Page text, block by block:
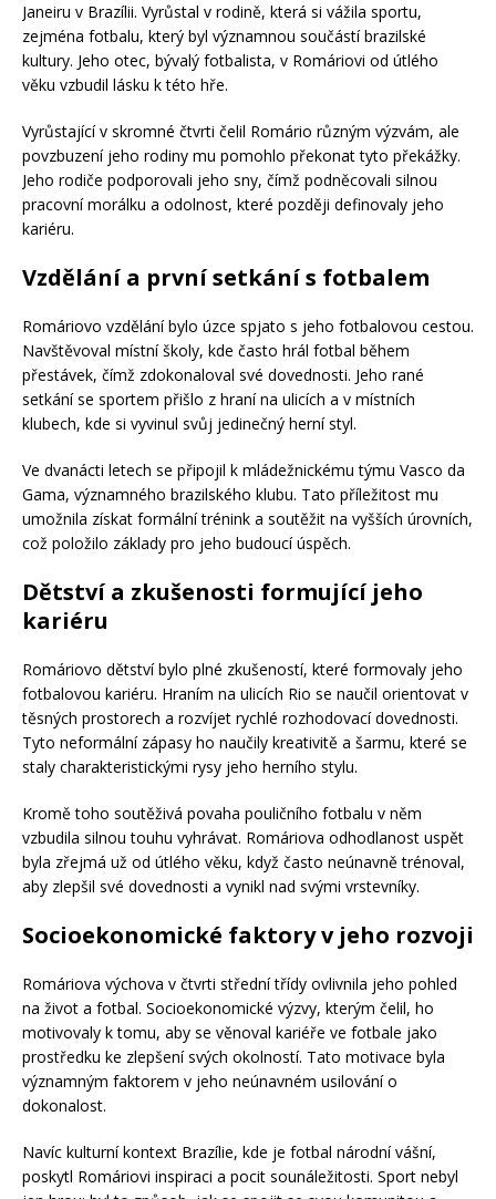
Janeiru v Brazílii. Vyrůstal v rodině, která si vážila sportu,
zejména fotbalu, který byl významnou součástí brazilské
kultury. Jeho otec, bývalý fotbalista, v Romáriovi od útlého
věku vzbudil lásku k této hře.
Vyrůstající v skromné čtvrti čelil Romário různým výzvám, ale
povzbuzení jeho rodiny mu pomohlo překonat tyto překážky.
Jeho rodiče podporovali jeho sny, čímž podněcovali silnou
pracovní morálku a odolnost, které později definovaly jeho
kariéru.
Vzdělání a první setkání s fotbalem
Romáriovo vzdělání bylo úzce spjato s jeho fotbalovou cestou.
Navštěvoval místní školy, kde často hrál fotbal během
přestávek, čímž zdokonaloval své dovednosti. Jeho rané
setkání se sportem přišlo z hraní na ulicích a v místních
klubech, kde si vyvinul svůj jedinečný herní styl.
Ve dvanácti letech se připojil k mládežnickému týmu Vasco da
Gama, významného brazilského klubu. Tato příležitost mu
umožnila získat formální trénink a soutěžit na vyšších úrovních,
což položilo základy pro jeho budoucí úspěch.
Dětství a zkušenosti formující jeho
kariéru
Romáriovo dětství bylo plné zkušeností, které formovaly jeho
fotbalovou kariéru. Hraním na ulicích Rio se naučil orientovat v
těsných prostorech a rozvíjet rychlé rozhodovací dovednosti.
Tyto neformální zápasy ho naučily kreativitě a šarmu, které se
staly charakteristickými rysy jeho herního stylu.
Kromě toho soutěživá povaha pouličního fotbalu v něm
vzbudila silnou touhu vyhrávat. Romáriova odhodlanost uspět
byla zřejmá už od útlého věku, když často neúnavně trénoval,
aby zlepšil své dovednosti a vynikl nad svými vrstevníky.
Socioekonomické faktory v jeho rozvoji
Romáriova výchova v čtvrti střední třídy ovlivnila jeho pohled
na život a fotbal. Socioekonomické výzvy, kterým čelil, ho
motivovaly k tomu, aby se věnoval kariéře ve fotbale jako
prostředku ke zlepšení svých okolností. Tato motivace byla
významným faktorem v jeho neúnavném usilování o
dokonalost.
Navíc kulturní kontext Brazílie, kde je fotbal národní vášní,
poskytl Romáriovi inspiraci a pocit sounáležitosti. Sport nebyl